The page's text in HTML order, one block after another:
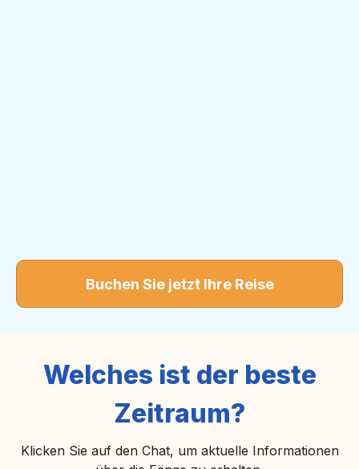
Buchen Sie jetzt Ihre Reise
Welches ist der beste
Zeitraum?
Klicken Sie auf den Chat, um aktuelle Informationen